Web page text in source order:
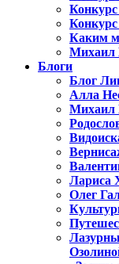
Конкурс
Каким
Михаил
Блоги
Блог
Алла
Михаил
Лариса
Олег